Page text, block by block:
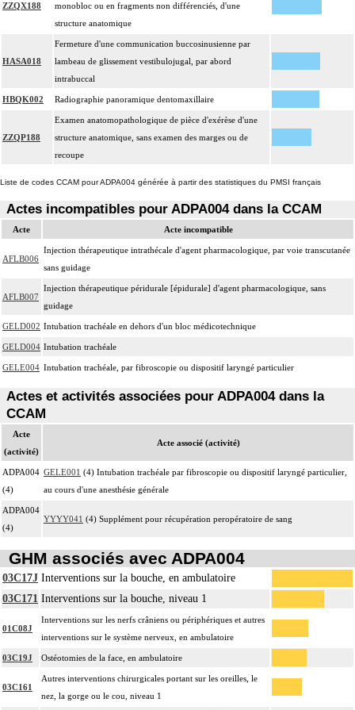
ZZQX188
monobloc ou en fragments non différenciés, d'une
structure anatomique
HASA018
Fermeture d'une communication buccosinusienne par
lambeau de glissement vestibulojugal, par abord
intrabuccal
HBQK002 Radiographie panoramique dentomaxillaire
ZZQP188
Examen anatomopathologique de pièce d'exérèse d'une
structure anatomique, sans examen des marges ou de
recoupe
Liste de codes CCAM pour ADPA004 générée à partir des statistiques du PMSI français
Actes incompatibles pour ADPA004 dans la CCAM
Acte Acte incompatible
AFLB006
Injection thérapeutique intrathécale d'agent pharmacologique, par voie transcutanée
sans guidage
AFLB007
Injection thérapeutique péridurale [épidurale] d'agent pharmacologique, sans
guidage
GELD002 Intubation trachéale en dehors d'un bloc médicotechnique
GELD004 Intubation trachéale
GELE004 Intubation trachéale, par fibroscopie ou dispositif laryngé particulier
Actes et activités associées pour ADPA004 dans la
CCAM
Acte
(activité)
Acte associé (activité)
ADPA004
(4)
GELE001 (4) Intubation trachéale par fibroscopie ou dispositif laryngé particulier,
au cours d'une anesthésie générale
ADPA004
(4)
YYYY041 (4) Supplément pour récupération peropératoire de sang
GHM associés avec ADPA004
03C17J Interventions sur la bouche, en ambulatoire
03C171 Interventions sur la bouche, niveau 1
01C08J
Interventions sur les nerfs crâniens ou périphériques et autres
interventions sur le système nerveux, en ambulatoire
03C19J Ostéotomies de la face, en ambulatoire
03C161
Autres interventions chirurgicales portant sur les oreilles, le
nez, la gorge ou le cou, niveau 1